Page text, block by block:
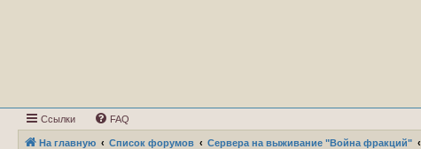
Ссылки FAQ
На главную Список форумов Сервера на выживание "Война фракций"